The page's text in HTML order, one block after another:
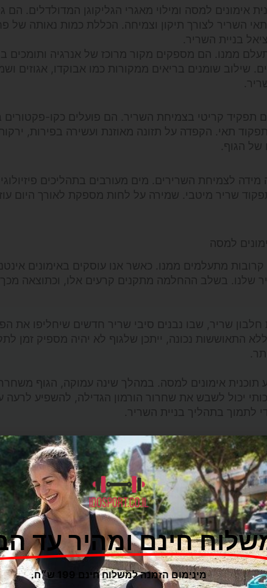
אימונים למסה ומילוי מאגרי הגליקוגן המדולדלים. הם
השריר לצורך תיקון וצמיחה. הכללת כמות נאותה של
בניית השריר.
ממנו. הם מספקים מקור מרוכז של אנרגיה ותומכים
שילוב שומנים בריאים ממקורות כמו אבוקדו, אגוזים ושמן
תפקיד קריטי בצמיחת השריר. הם פועלים כקו-פקטורים
תאי. הקפדה על תזונה מאוזנת ועשירה בפירות,
של הגוף.
לצמיחת השרירים. מים מעורבים בתהליכים
שריר מיטבי. שמירה על לחות מספקת לאורך היום
למסה
מתעלמים ממנו. כאשר אנו עוסקים באימונים
שלנו. בשלב ההחלמה מתקנים קרעים אלו, וכתוצאה מכך
שריר, שבו נבנים סיבי שריר חדשים שיחליפו את
התאוששות נכונה, ייתכן שלגוף לא יהיה מספיק זמן
אימונים למסה. במהלך שינה עמוקה, הגוף משחרר
יכול לשבש את שחרור הורמון הגדילה, להשפיע
לתמוך בתהליך בניית השריר.
כמות נאותה של חלבון, פחמימות ושומנים בריאים
ארוחות לאחר אימון המכילות גם חלבון וגם פחמימות
מתיחה ותרגילים בעצימות נמוכה יכולים לעזור
מהירה יותר. פעילויות התאוששות אקטיביות ממריצות
התיקון.
שריר בביצוע תוכנית אימונים למסה. ללא עקביות, זה
חינם ומהיר עד
מינימום הזמנה למשלוח חינם 199 ש״ח.